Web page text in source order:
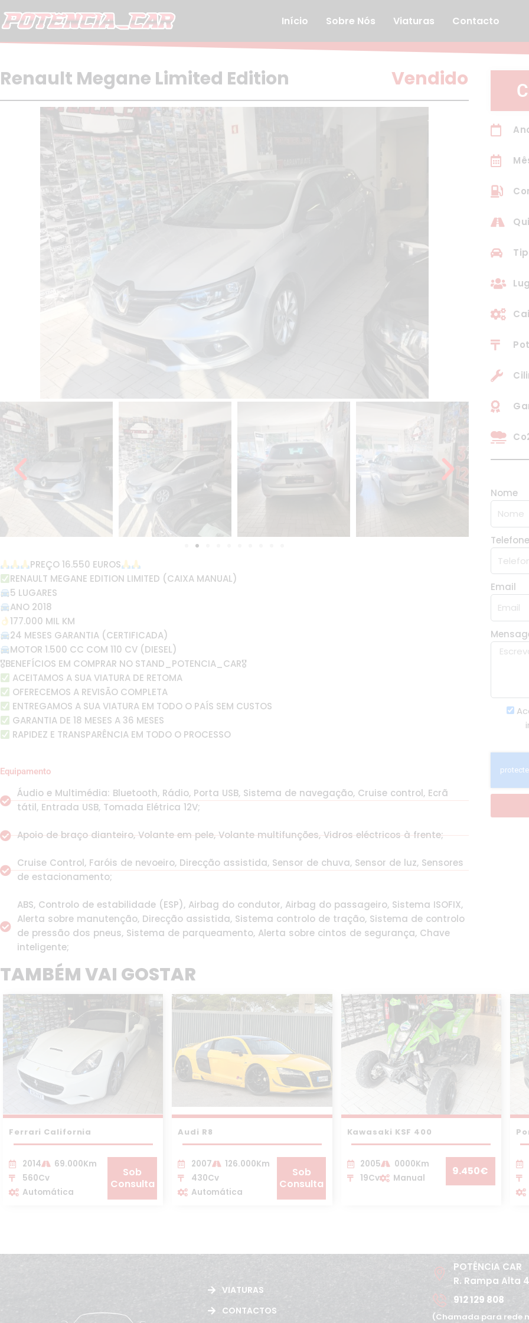
to
Início Sobre Nós Viaturas Contacto
Renault Megane Limited Edition Vendido
PREÇO 16.550 EUROS
RENAULT MEGANE EDITION LIMITED (CAIXA MANUAL)
5 LUGARES
ANO 2018
177.000 MIL KM
24 MESES GARANTIA (CERTIFICADA)
MOTOR 1.500 CC COM 110 CV (DIESEL)
🎖BENEFÍCIOS EM COMPRAR NO STAND_POTENCIA_CAR🎖
ACEITAMOS A SUA VIATURA DE RETOMA
OFERECEMOS A REVISÃO COMPLETA
ENTREGAMOS A SUA VIATURA EM TODO O PAÍS SEM CUSTOS
GARANTIA DE 18 MESES A 36 MESES
RAPIDEZ E TRANSPARÊNCIA EM TODO O PROCESSO
Equipamento
Áudio e Multimédia: Bluetooth, Rádio, Porta USB, Sistema de navegação, Cruise control, Ecrã
tátil, Entrada USB, Tomada Elétrica 12V;
Apoio de braço dianteiro, Volante em pele, Volante multifunções, Vidros eléctricos à frente;
Cruise Control, Faróis de nevoeiro, Direcção assistida, Sensor de chuva, Sensor de luz, Sensores
de estacionamento;
ABS, Controlo de estabilidade (ESP), Airbag do condutor, Airbag do passageiro, Sistema ISOFIX,
Alerta sobre manutenção, Direcção assistida, Sistema controlo de tração, Sistema de controlo
de pressão dos pneus, Sistema de parqueamento, Alerta sobre cintos de segurança, Chave
inteligente;
Nome
Telefone
Email
TAMBÉM VAI GOSTAR
Ferrari California
2014
69.000Km
560Cv
Automática
Sob
Consulta
Audi R8
2007
126.000Km
430Cv
Automática
Sob
Consulta
Kawasaki KSF 400
2005
0000Km
19Cv
Manual
9.450€
VIATURAS
CONTACTOS
POTÊNCIA CAR
R. Rampa Alta
912 129 808
(Chamada para rede